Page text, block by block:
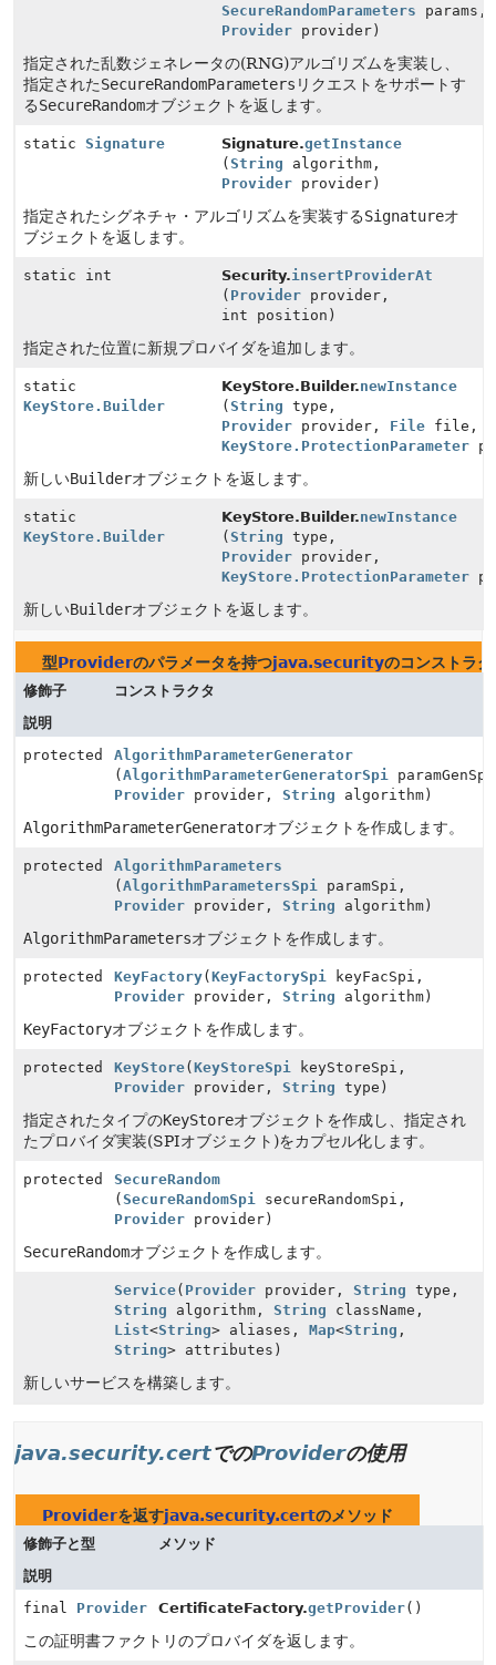
SecureRandomParameters params,
Provider provider)
指定された乱数ジェネレータの(RNG)アルゴリズムを実装し、
指定されたSecureRandomParameters リクエストをサポートす
るSecureRandomオブジェクトを返します。
static Signature Signature.getInstance
(String algorithm,
Provider provider)
指定されたシグネチャ・アルゴリズムを実装するSignatureオ
ブジェクトを返します。
static int Security.insertProviderAt
( Provider provider,
int position)
指定された位置に新規プロバイダを追加します。
static
KeyStore.Builder
KeyStore.Builder.newInstance
(String type,
Provider provider, File file,
KeyStore.ProtectionParameter
新しいBuilderオブジェクトを返します。
static
KeyStore.Builder
KeyStore.Builder.newInstance
(String type,
Provider provider,
KeyStore.ProtectionParameter
新しいBuilderオブジェクトを返します。
型Providerのパラメータを持つjava.securityのコンストラク
修飾子
コンストラクタ
説明
protected
AlgorithmParameterGenerator
( AlgorithmParameterGeneratorSpi
Provider provider, String algorithm)
AlgorithmParameterGeneratorオブジェクトを作成します。
protected
AlgorithmParameters
( AlgorithmParametersSpi paramSpi,
Provider provider, String algorithm)
AlgorithmParametersオブジェクトを作成します。
protected KeyFactory( KeyFactorySpi keyFacSpi,
Provider provider, String algorithm)
KeyFactoryオブジェクトを作成します。
protected KeyStore( KeyStoreSpi keyStoreSpi,
Provider provider, String type)
指定されたタイプのKeyStoreオブジェクトを作成し、指定され
たプロバイダ実装(SPIオブジェクト)をカプセル化します。
protected
SecureRandom
( SecureRandomSpi secureRandomSpi,
Provider provider)
SecureRandomオブジェクトを作成します。
Service( Provider provider, String type,
String algorithm, String className,
List<String> aliases, Map<String ,
String> attributes)
新しいサービスを構築します。
java.security.certでのProviderの使用
Providerを返すjava.security.certのメソッド
修飾子と型
メソッド
説明
final Provider CertificateFactory.getProvider()
この証明書ファクトリのプロバイダを返します。